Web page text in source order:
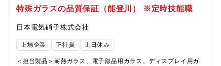
改善に参画できる。少人数ですが、年齢層は幅広く、電池の解体
から、量産電池の性能変化、モノづくり現場にすぐに入り込むこ
とのできるカバー範囲があり、視野を大きく広げることができ
る。電池好きな人が、好奇心をもって働ける職場です。【配属部
門】エナジーソリューション事業部 二次電池ソリューション
BU セル品質保証部【経営理念】当社の経営理念（ミッション、
ビジョン、ウィル）を理解し共鳴頂ける方 ※下記リンク先情報
質課題の解決に幅広く貢献していただく役割へと成長いただきま
す。 品質に関わる仕事に興味がある方、ものづくりの最終工程
を担い将来的に組織運営にも挑戦したい方にとって、専門性とマ
ネジメントの双方を高めながら長期的に成長できるポジションで
す。【具体的な担当業務】 入社後は、完成検査業務を中心に担
当いただきます。完成検査要領書に基づき、製品の電気および機
構的な検査を実施し、出荷可否の判断を行います。また、検査結
特殊ガラスの品質保証（能登川） ※定時技能職
日本電気硝子株式会社
上場企業 正社員 土日休み
＜担当製品＞耐熱ガラス、電子部品用ガラス、ディスプレイ用ガ